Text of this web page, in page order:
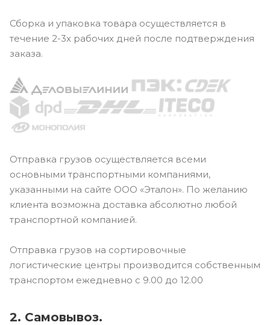
Сборка и упаковка товара осуществляется в
течение 2-3х рабочих дней после подтверждения
заказа.
Отправка грузов осуществляется всеми
основными транспортными компаниями,
указанными на сайте ООО «Эталон». По желанию
клиента возможна доставка абсолютно любой
транспортной компанией.
Отправка грузов на сортировочные
логистические центры производится собственным
транспортом ежедневно с 9.00 до 12.00
2. Самовывоз.